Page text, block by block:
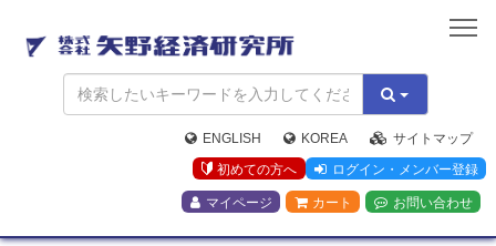
矢
野
経
済
研
究
所
ENGLISH KOREA
サイトマップ
初めての方へ
ログイン・メンバー登録
マイページ カート お問い合わせ